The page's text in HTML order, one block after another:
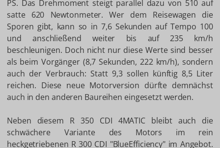
PS. Das Drehmoment steigt parallel dazu von 510 auf
satte 620 Newtonmeter. Wer dem Reisewagen die
Sporen gibt, kann so in 7,6 Sekunden auf Tempo 100
und anschließend weiter bis auf 235 km/h
beschleunigen. Doch nicht nur diese Werte sind besser
als beim Vorgänger (8,7 Sekunden, 222 km/h), sondern
auch der Verbrauch: Statt 9,3 sollen künftig 8,5 Liter
reichen. Diese neue Motorversion dürfte demnächst
auch in den anderen Baureihen eingesetzt werden.
Neben diesem R 350 CDI 4MATIC bleibt auch die
schwächere Variante des Motors im rein
heckgetriebenen R 300 CDI "BlueEfficiency" im Angebot.